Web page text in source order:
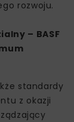
rozwoju.
– BASF
standardy
z okazji